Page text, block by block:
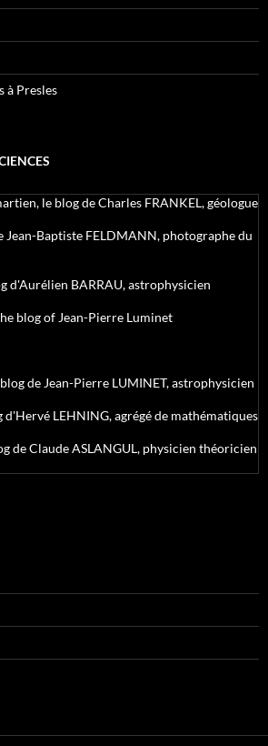
à Presles
le blog de Charles FRANKEL, géologue
Jean-Baptiste FELDMANN, photographe du
d'Aurélien BARRAU, astrophysicien
blog of Jean-Pierre Luminet
de Jean-Pierre LUMINET, astrophysicien
LEHNING, agrégé de mathématiques
de Claude ASLANGUL, physicien théoricien